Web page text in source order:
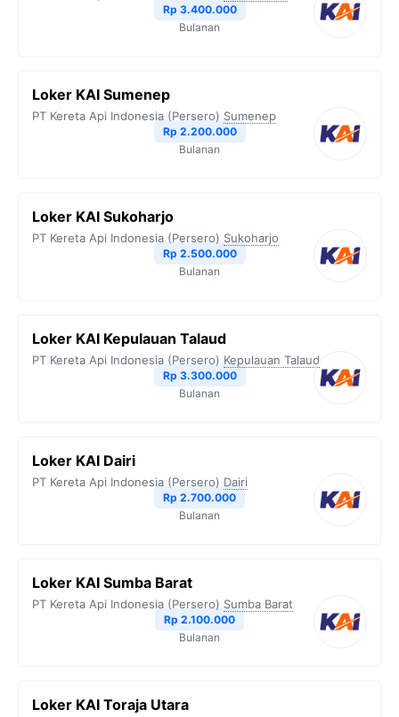
Rp 3.400.000
Bulanan
Loker KAI Sumenep
PT Kereta Api Indonesia (Persero) Sumenep
Rp 2.200.000
Bulanan
Loker KAI Sukoharjo
PT Kereta Api Indonesia (Persero) Sukoharjo
Rp 2.500.000
Bulanan
Loker KAI Kepulauan Talaud
PT Kereta Api Indonesia (Persero) Kepulauan Talaud
Rp 3.300.000
Bulanan
Loker KAI Dairi
PT Kereta Api Indonesia (Persero) Dairi
Rp 2.700.000
Bulanan
Loker KAI Sumba Barat
PT Kereta Api Indonesia (Persero) Sumba Barat
Rp 2.100.000
Bulanan
Loker KAI Toraja Utara